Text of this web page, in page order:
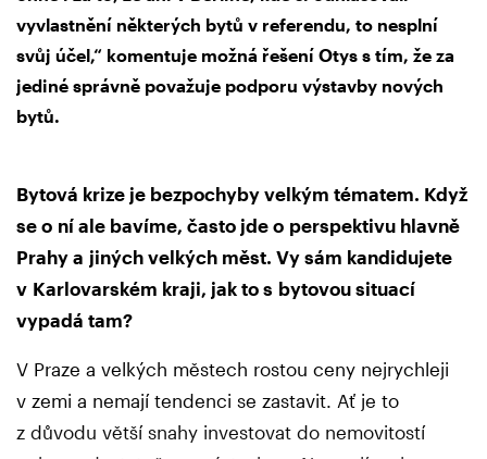
vyvlastnění některých bytů v referendu, to nesplní
svůj účel,“ komentuje možná řešení Otys s tím, že za
jediné správně považuje podporu výstavby nových
bytů.
Bytová krize je bezpochyby velkým tématem. Když
se o ní ale bavíme, často jde o perspektivu hlavně
Prahy a jiných velkých měst. Vy sám kandidujete
v Karlovarském kraji, jak to s bytovou situací
vypadá tam?
V Praze a velkých městech rostou ceny nejrychleji
v zemi a nemají tendenci se zastavit. Ať je to
z důvodu větší snahy investovat do nemovitostí